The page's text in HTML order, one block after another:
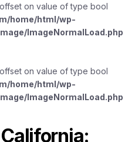
on value of type bool
home/html/wp-
ImageNormalLoad.php
on value of type bool
home/html/wp-
ImageNormalLoad.php